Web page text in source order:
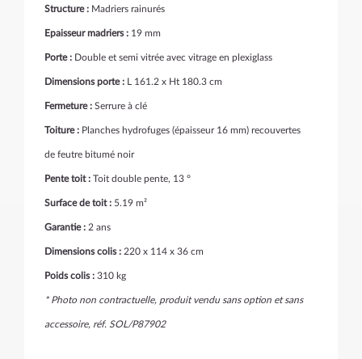
Structure : Madriers rainurés
Epaisseur madriers : 19 mm
Porte : Double et semi vitrée avec vitrage en plexiglass
Dimensions porte : L 161.2 x Ht 180.3 cm
Fermeture : Serrure à clé
Toiture : Planches hydrofuges (épaisseur 16 mm) recouvertes
de feutre bitumé noir
Pente toit : Toit double pente, 13 °
Surface de toit : 5.19 m²
Garantie : 2 ans
Dimensions colis : 220 x 114 x 36 cm
Poids colis : 310 kg
* Photo non contractuelle, produit vendu sans option et sans
accessoire, réf. SOL/P87902